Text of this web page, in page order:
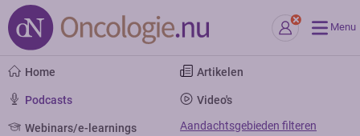
Menu
Home Artikelen
Podcasts Video's
Webinars/e-learnings Aandachtsgebieden filteren